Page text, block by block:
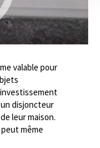
valable pour
disjoncteur
leur maison.
même